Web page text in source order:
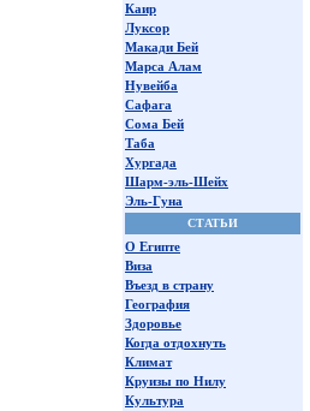
Каир
Луксор
Макади Бей
Марса Алам
Нувейба
Сафага
Сома Бей
Таба
Хургада
Шарм-эль-Шейх
Эль-Гуна
СТАТЬИ
О Египте
Виза
Въезд в страну
География
Здоровье
Когда отдохнуть
Климат
Круизы по Нилу
Культура